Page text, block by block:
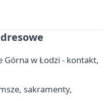
Górna w Łodzi - kontakt,
sakramenty,